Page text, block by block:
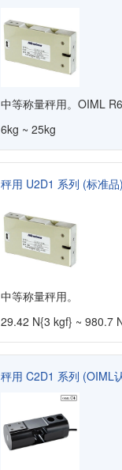
中等称量秤用。OIML
6kg ~ 25kg
秤用 U2D1 系列 (标准品)
中等称量秤用。
29.42 N{3 kgf} ~ 980.7
秤用 C2D1 系列 (OIML